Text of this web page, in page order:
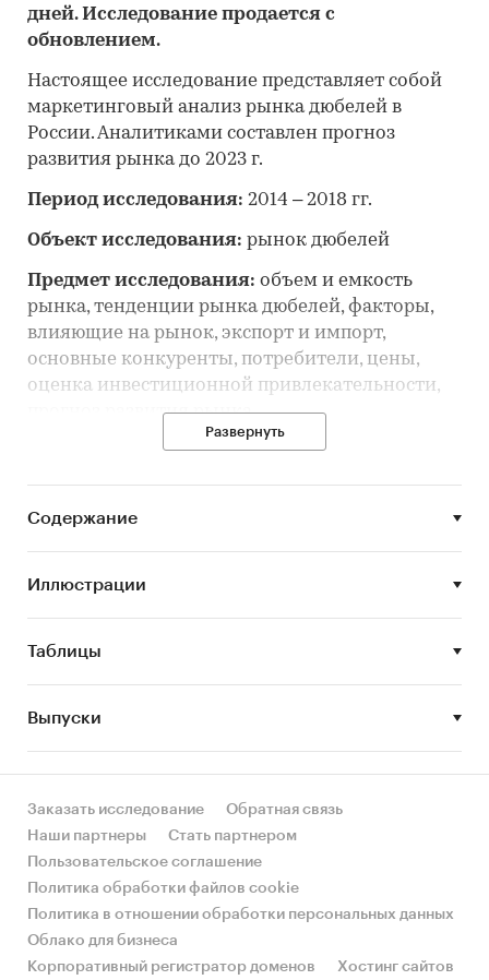
дней. Исследование продается с
обновлением.
Настоящее исследование представляет собой
маркетинговый анализ рынка дюбелей в
России. Аналитиками составлен прогноз
развития рынка до 2023 г.
Период исследования: 2014 – 2018 гг.
Объект исследования: рынок дюбелей
Предмет исследования: объем и емкость
рынка, тенденции рынка дюбелей, факторы,
влияющие на рынок, экспорт и импорт,
основные конкуренты, потребители, цены,
оценка инвестиционной привлекательности,
прогноз развития рынка
Цель исследования:анализ и прогноз
Задачи исследования:
Оценка объема и потенциальной емкости
рынка дюбелей
STEP-анализ факторов, влияющих на рынок
дюбелей
Описание основных конкурентов
Оценка факторов инвестиционной
привлекательности рынка дюбелей
Составление прогноза развития рынка до
2023 г.
Развернуть
Содержание
Иллюстрации
Таблицы
Выпуски
Заказать исследование
Обратная связь
Наши партнеры
Стать партнером
Пользовательское соглашение
Политика обработки файлов cookie
Политика в отношении обработки персональных данных
Облако для бизнеса
Корпоративный регистратор доменов
Хостинг сайтов